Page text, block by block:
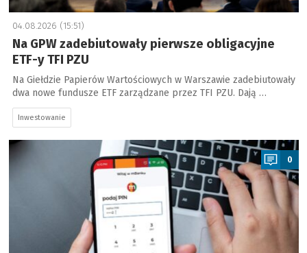
04.08.2026 (15:51)
Na GPW zadebiutowały pierwsze obligacyjne
ETF-y TFI PZU
Na Giełdzie Papierów Wartościowych w Warszawie zadebiutowały
dwa nowe fundusze ETF zarządzane przez TFI PZU. Dają …
Inwestowanie
a
0